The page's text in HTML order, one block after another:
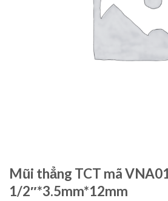
Mũi thẳng TCT mã
1/2″*3.5mm*12mm